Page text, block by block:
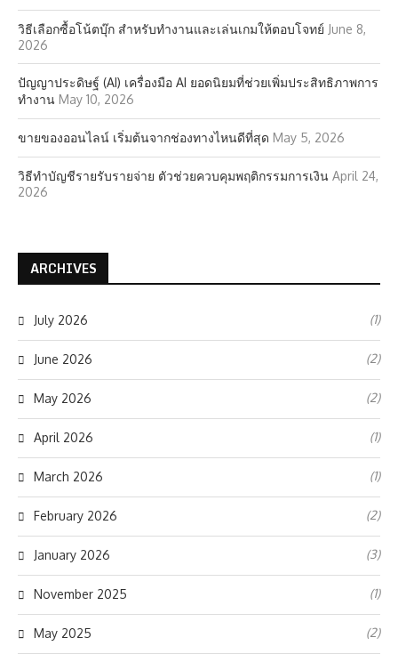
วิธีเลือกซื้อโน้ตบุ๊ก สำหรับทำงานและเล่นเกมให้ตอบโจทย์ June 8,
2026
ปัญญาประดิษฐ์ (AI) เครื่องมือ AI ยอดนิยมที่ช่วยเพิ่มประสิทธิภาพการ
ทำงาน May 10, 2026
ขายของออนไลน์ เริ่มต้นจากช่องทางไหนดีที่สุด May 5, 2026
วิธีทำบัญชีรายรับรายจ่าย ตัวช่วยควบคุมพฤติกรรมการเงิน April 24,
2026
ARCHIVES
July 2026 (1)
June 2026 (2)
May 2026 (2)
April 2026 (1)
March 2026 (1)
February 2026 (2)
January 2026 (3)
November 2025 (1)
May 2025 (2)